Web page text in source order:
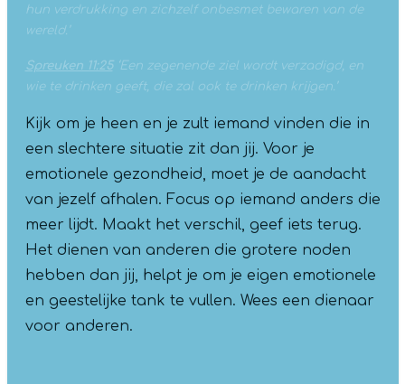
hun verdrukking en zichzelf onbesmet bewaren van de
wereld.’
Spreuken 11:25‘Een zegenende ziel wordt verzadigd, en
wie te drinken geeft, die zal ook te drinken krijgen.’
Kijk om je heen en je zult iemand vinden die in
een slechtere situatie zit dan jij. Voor je
emotionele gezondheid, moet je de aandacht
van jezelf afhalen. Focus op iemand anders die
meer lijdt. Maakt het verschil, geef iets terug.
Het dienen van anderen die grotere noden
hebben dan jij, helpt je om je eigen emotionele
en geestelijke tank te vullen. Wees een dienaar
voor anderen.